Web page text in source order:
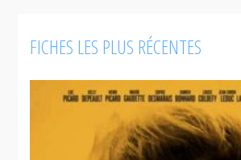
FICHES LES PLUS RÉCENTES